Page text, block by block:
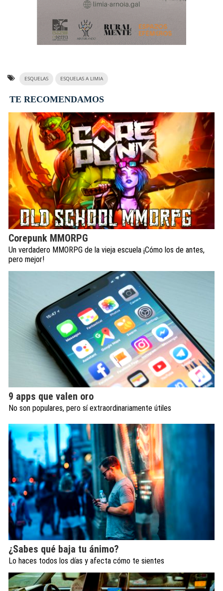
ESQUELAS ESQUELAS A LIMIA
TE RECOMENDAMOS
Corepunk MMORPG
Un verdadero MMORPG de la vieja escuela ¡Cómo los de antes,
pero mejor!
9 apps que valen oro
No son populares, pero sí extraordinariamente útiles
¿Sabes qué baja tu ánimo?
Lo haces todos los días y afecta cómo te sientes